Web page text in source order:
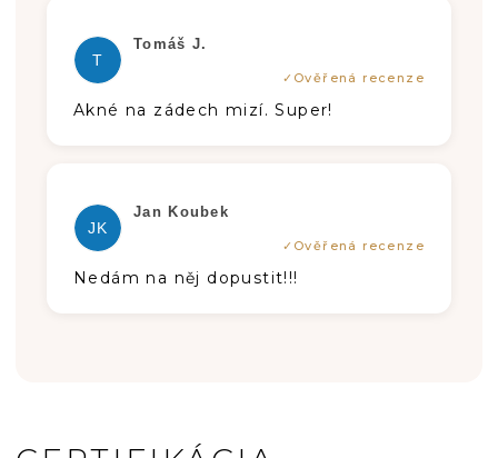
T
Tomáš J.
Hodnotenie produktu je 5 z 5
Akné na zádech mizí. Super!
JK
Jan Koubek
Hodnotenie produktu je 5 z 5
Nedám na něj dopustit!!!